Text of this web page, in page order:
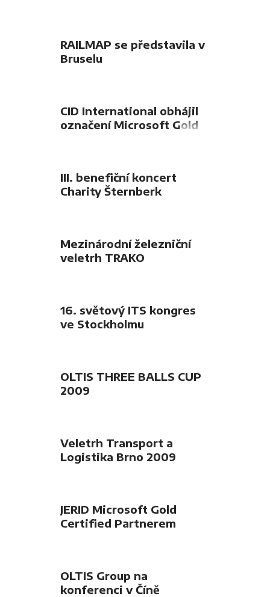
RAILMAP se představila v
Bruselu
CID International obhájil
označení Microsoft Gold
III. benefiční koncert
Charity Šternberk
Mezinárodní železniční
veletrh TRAKO
16. světový ITS kongres
ve Stockholmu
OLTIS THREE BALLS CUP
2009
Veletrh Transport a
Logistika Brno 2009
JERID Microsoft Gold
Certified Partnerem
OLTIS Group na
konferenci v Číně